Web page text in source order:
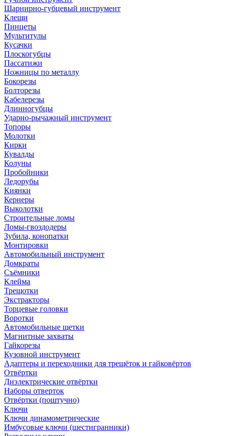
Шарнирно-губцевый инструмент
Клещи
Пинцеты
Мультитулы
Кусачки
Плоскогубцы
Пассатижи
Ножницы по металлу
Бокорезы
Болторезы
Кабелерезы
Длинногубцы
Ударно-рычажный инструмент
Топоры
Молотки
Кирки
Кувалды
Колуны
Пробойники
Ледорубы
Киянки
Кернеры
Выколотки
Строительные ломы
Ломы-гвоздодеры
Зубила, конопатки
Монтировки
Автомобильный инструмент
Домкраты
Съёмники
Клейма
Трещотки
Экстракторы
Торцевые головки
Воротки
Автомобильные щетки
Магнитные захваты
Гайкорезы
Кузовной инструмент
Адаптеры и переходники для трещёток и гайковёртов
Отвёртки
Диэлектрические отвёртки
Наборы отверток
Отвёртки (поштучно)
Ключи
Ключи динамометрические
Имбусовые ключи (шестигранники)